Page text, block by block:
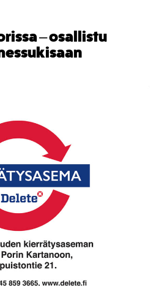
– osallistu